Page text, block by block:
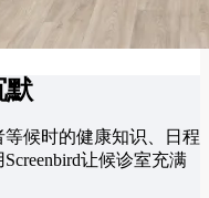
默
候时的健康知识、日程
让候诊室充满